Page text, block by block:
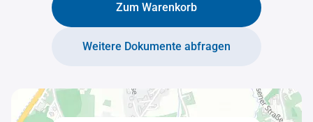
Zum Warenkorb
Weitere Dokumente abfragen